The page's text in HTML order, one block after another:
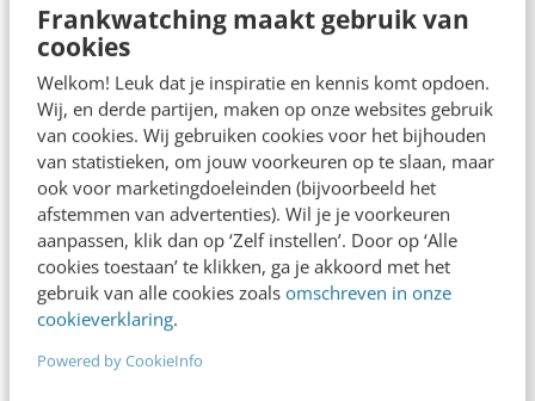
Frankwatching maakt gebruik van
cookies
Welkom! Leuk dat je inspiratie en kennis komt opdoen.
Wij, en derde partijen, maken op onze websites gebruik
van cookies. Wij gebruiken cookies voor het bijhouden
van statistieken, om jouw voorkeuren op te slaan, maar
ook voor marketingdoeleinden (bijvoorbeeld het
afstemmen van advertenties). Wil je je voorkeuren
aanpassen, klik dan op ‘Zelf instellen’. Door op ‘Alle
cookies toestaan’ te klikken, ga je akkoord met het
gebruik van alle cookies zoals omschreven in onze
cookieverklaring.
Powered by CookieInfo
Frankwatching
Adverteren
Contact
Nieuwsbrieven
Over ons
Ons team
Werken bij